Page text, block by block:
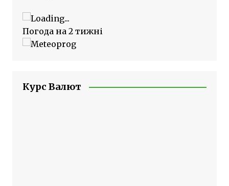
Погода на 2 тижні
Курс Валют